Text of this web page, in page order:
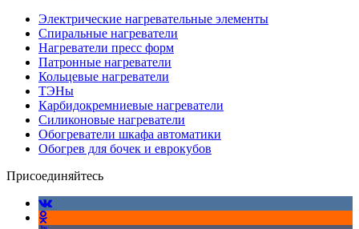
Электрические нагревательные элементы
Спиральные нагреватели
Нагреватели пресс форм
Патронные нагреватели
Кольцевые нагреватели
ТЭНы
Карбидокремниевые нагреватели
Силиконовые нагреватели
Обогреватели шкафа автоматики
Обогрев для бочек и еврокубов
Присоединяйтесь